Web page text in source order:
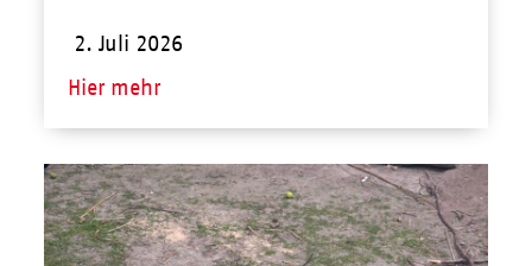
2. Juli 2026
Hier mehr